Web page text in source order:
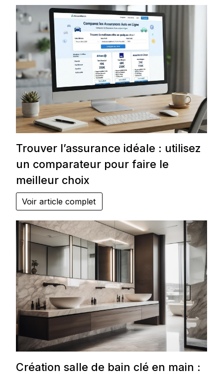
Trouver l’assurance idéale : utilisez
un comparateur pour faire le
meilleur choix
Voir article complet
Création salle de bain clé en main :